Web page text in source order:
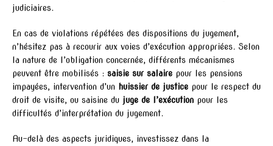
judiciaires.
En cas de violations répétées des dispositions du jugement,
n’hésitez pas à recourir aux voies d’exécution appropriées. Selon
la nature de l’obligation concernée, différents mécanismes
peuvent être mobilisés : saisie sur salaire pour les pensions
impayées, intervention d’un huissier de justice pour le respect du
droit de visite, ou saisine du juge de l’exécution pour les
difficultés d’interprétation du jugement.
Au-delà des aspects juridiques, investissez dans la